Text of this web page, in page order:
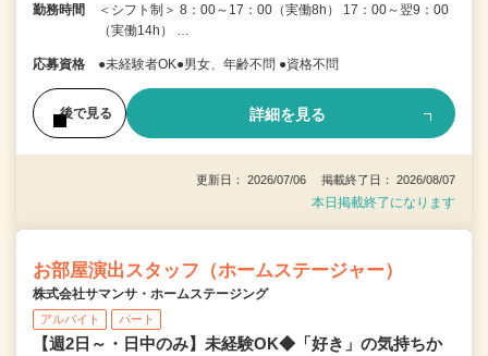
勤務時間
＜シフト制＞ 8：00～17：00（実働8h） 17：00～翌9：00
（実働14h） …
応募資格 ●未経験者OK●男女、年齢不問 ●資格不問
後で見る 詳細を見る
更新日： 2026/07/06 掲載終了日： 2026/08/07
本日掲載終了になります
お部屋演出スタッフ（ホームステージャー）
株式会社サマンサ・ホームステージング
アルバイト パート
【週2日～・日中のみ】未経験OK◆「好き」の気持ちか